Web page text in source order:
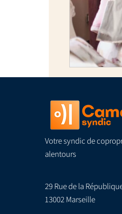
Votre syndic de
alentours
29 Rue de la
13002 Marseille